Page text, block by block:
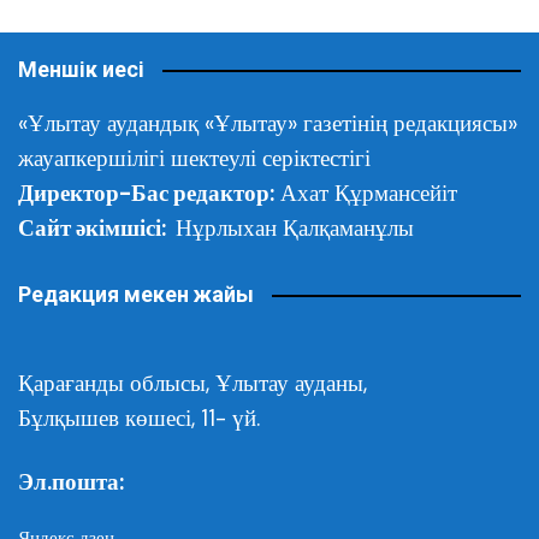
Меншік иесі
«Ұлытау аудандық «Ұлытау» газетінің редакциясы»
жауапкершілігі шектеулі серіктестігі
Директор-Бас редактор: Ахат Құрмансейіт
Сайт әкімшісі: Нұрлыхан Қалқаманұлы
Редакция мекен жайы
Қарағанды облысы, Ұлытау ауданы,
Бұлқышев көшесі, 11- үй.
Эл.пошта: